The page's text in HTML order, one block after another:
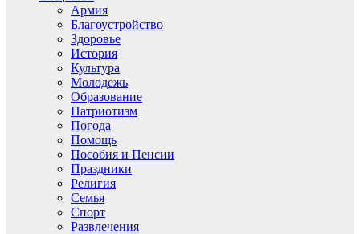
Армия
Благоустройство
Здоровье
История
Культура
Молодежь
Образование
Патриотизм
Погода
Помощь
Пособия и Пенсии
Праздники
Религия
Семья
Спорт
Развлечения